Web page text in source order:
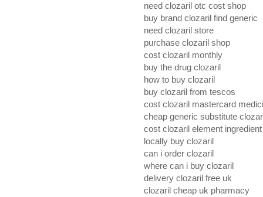
need clozaril otc cost shop
buy brand clozaril find generic
need clozaril store
purchase clozaril shop
cost clozaril monthly
buy the drug clozaril
how to buy clozaril
buy clozaril from tescos
cost clozaril mastercard
cheap generic substitute
cost clozaril element
locally buy clozaril
can i order clozaril
where can i buy clozaril
delivery clozaril free uk
clozaril cheap uk pharmacy